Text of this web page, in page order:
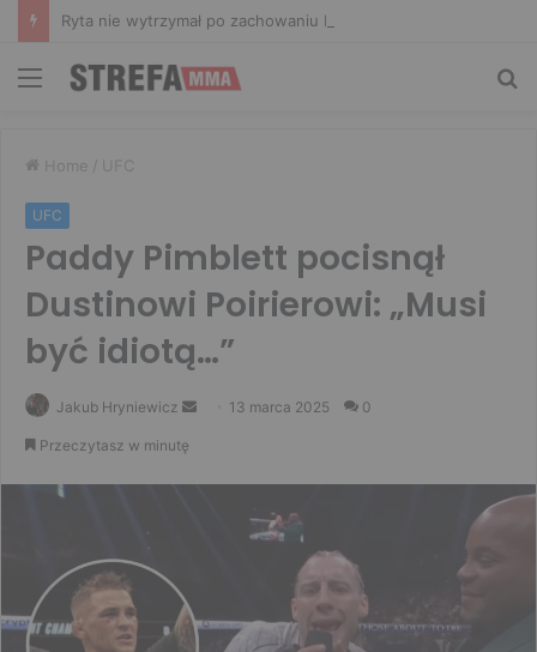
Menu
Home / UFC
UFC
Paddy Pimblett pocisnął
Dustinowi Poirierowi: „Musi
być idiotą…”
Jakub Hryniewicz
Send 13 marca 2025 0
Przeczytasz w minutę